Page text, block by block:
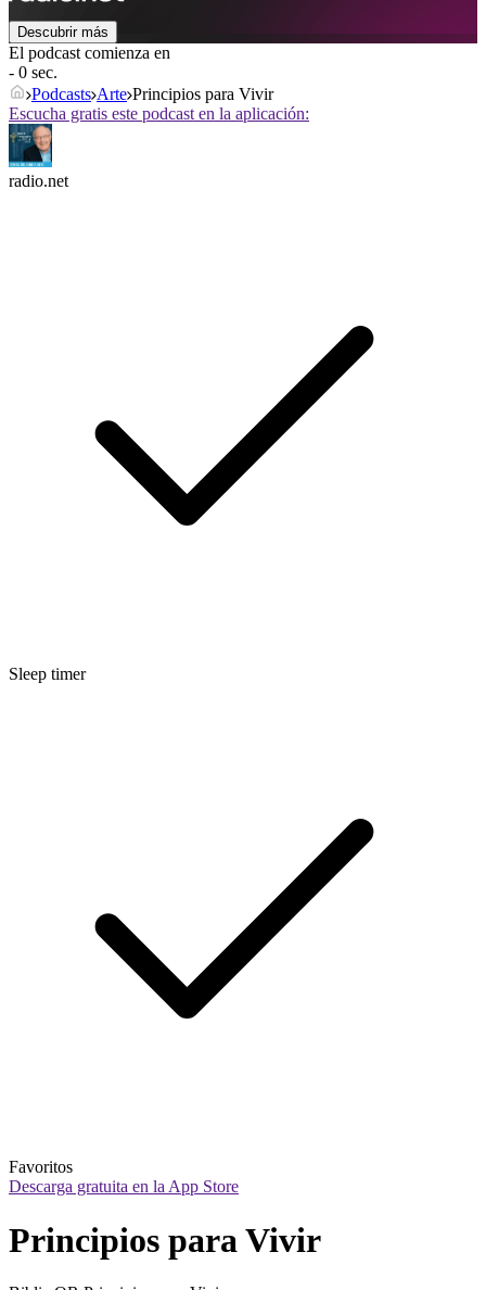
Descubrir más
El podcast comienza en
- 0 sec.
Podcasts Arte Principios para Vivir
Escucha gratis este podcast en la aplicación:
radio.net
Sleep timer
Favoritos
Descarga gratuita en la App Store
Principios para Vivir